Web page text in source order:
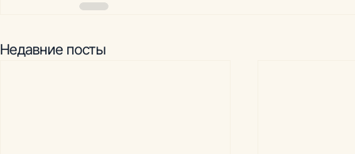
Недавние посты